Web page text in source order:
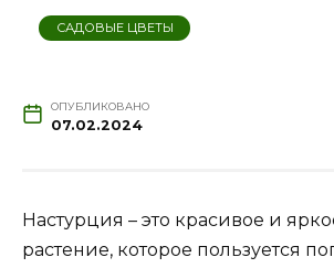
САДОВЫЕ ЦВЕТЫ
ОПУБЛИКОВАНО
07.02.2024
Настурция – это красивое и
растение, которое пользуется